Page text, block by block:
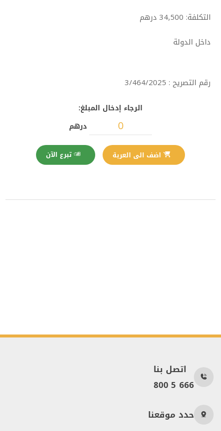
التكلفة: 34,500 درهم
داخل الدولة
رقم التصريح : 3/464/2025
الرجاء إدخال المبلغ:
درهم
اتصل بنا
800 5 666
حدد موقعنا